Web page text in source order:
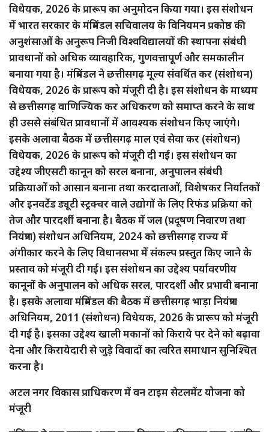
विधेयक, 2026 के प्रारूप का अनुमोदन किया गया। इस संशोधन
में भारत सरकार के मंत्रिमंडल सचिवालय के विनियमन प्रकोष्ठ की
अनुशंसाओं के अनुरूप निजी विश्वविद्यालयों की स्थापना संबंधी
प्रावधानों को अधिक व्यावहारिक, गुणवत्तापूर्ण और समकालीन
बनाया गया है। मंत्रिमंडल ने छत्तीसगढ़ मूल्य संवर्धित कर (संशोधन)
विधेयक, 2026 के प्रारूप को मंजूरी दी है। इस संशोधन के माध्यम
से छत्तीसगढ़ वाणिज्यिक कर अधिकरण को समाप्त करने के साथ
ही उससे संबंधित प्रावधानों में आवश्यक संशोधन किए जाएंगे।
इसके अलावा बैठक में छत्तीसगढ़ माल एवं सेवा कर (संशोधन)
विधेयक, 2026 के प्रारूप को मंजूरी दी गई। इस संशोधन का
उद्देश्य जीएसटी कानून को सरल बनाना, अनुपालन संबंधी
प्रक्रियाओं को आसान बनाना तथा करदाताओं, विशेषकर निर्यातकों
और इनवर्टेड ड्यूटी स्ट्रक्चर वाले उद्योगों के लिए रिफंड प्रक्रिया को
तेज और पारदर्शी बनाना है। बैठक में जल (प्रदूषण निवारण तथा
नियंत्रण) संशोधन अधिनियम, 2024 को छत्तीसगढ़ राज्य में
अंगीकार करने के लिए विधानसभा में संकल्प प्रस्तुत किए जाने के
प्रस्ताव को मंजूरी दी गई। इस संशोधन का उद्देश्य पर्यावरणीय
कानूनों के अनुपालन को अधिक सरल, पारदर्शी और प्रभावी बनाना
है। इसके अलावा मंत्रिमंडल की बैठक में छत्तीसगढ़ भाड़ा नियंत्रण
अधिनियम, 2011 (संशोधन) विधेयक, 2026 के प्रारूप को मंजूरी
दी गई है। इसका उद्देश्य खाली मकानों को किराये पर देने को बढ़ावा
देना और किरायेदारी से जुड़े विवादों का त्वरित समाधान सुनिश्चित
करना है।
अटल नगर विकास प्राधिकरण में वन टाइम सेटलमेंट योजना को
मंजूरी